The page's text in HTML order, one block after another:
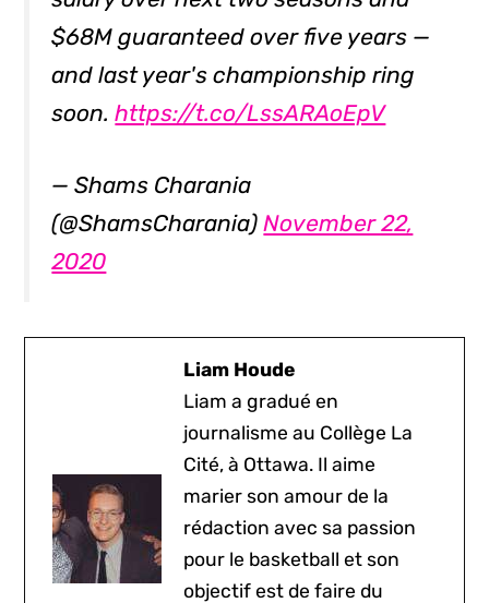
$68M guaranteed over five years —
and last year's championship ring
soon.https://t.co/LssARAoEpV
— Shams Charania
(@ShamsCharania)November 22,
2020
Liam Houde
Liam a gradué en
journalisme au Collège La
Cité, à Ottawa. Il aime
marier son amour de la
rédaction avec sa passion
pour le basketball et son
objectif est de faire du